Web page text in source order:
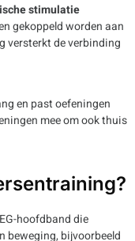
stimulatie
gekoppeld worden aan
versterkt de verbinding
en past oefeningen
mee om ook thuis
hoofdband die
beweging, bijvoorbeeld